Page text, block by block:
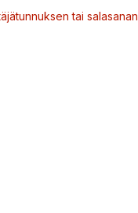
tai salasanan